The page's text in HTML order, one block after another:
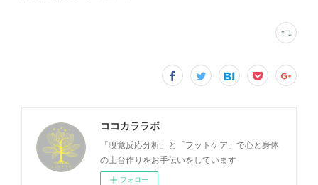
ココカララボ
「嗅覚反応分析」と「フットケア」で心と身体
の土台作りをお手伝いをしています
フォロー